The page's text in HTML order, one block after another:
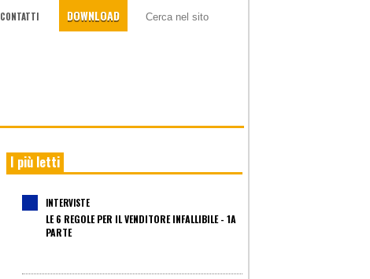
CONTATTI DOWNLOAD
I più letti
INTERVISTE
LE 6 REGOLE PER IL VENDITORE INFALLIBILE - 1A
PARTE